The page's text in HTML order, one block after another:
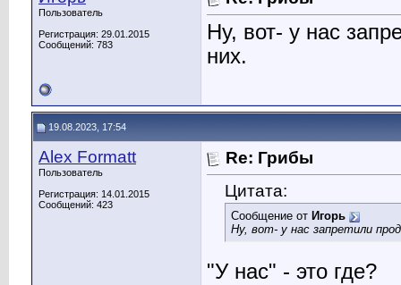
Пользователь
Регистрация: 29.01.2015
Сообщений: 783
Ну, вот- у нас
них.
19.08.2023, 17:54
Alex Formatt
Пользователь
Регистрация: 14.01.2015
Сообщений: 423
Re: Грибы
Цитата:
Сообщение от Игорь
Ну, вот- у нас запретили
"У нас" - это где?